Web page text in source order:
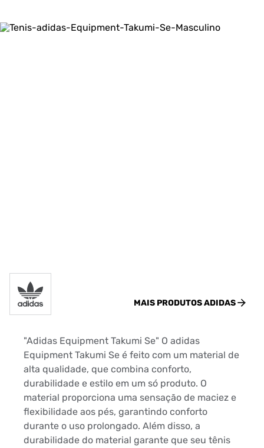
MAIS PRODUTOSADIDAS
"Adidas Equipment Takumi Se" O adidas
Equipment Takumi Se é feito com um material de
alta qualidade, que combina conforto,
durabilidade e estilo em um só produto. O
material proporciona uma sensação de maciez e
flexibilidade aos pés, garantindo conforto
durante o uso prolongado. Além disso, a
durabilidade do material garante que seu tênis